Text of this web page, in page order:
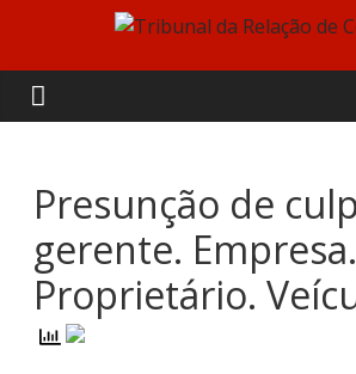
content
Tribunal
da
Relação
de
Coimbra
Presunção de
gerente. Empresa.
Proprietário.